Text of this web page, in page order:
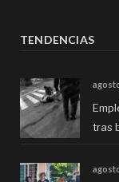
TENDENCIAS
tras